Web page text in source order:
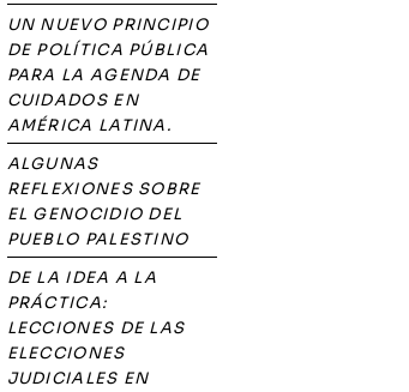
UN NUEVO PRINCIPIO
DE POLÍTICA PÚBLICA
PARA LA AGENDA DE
CUIDADOS EN
AMÉRICA LATINA.
ALGUNAS
REFLEXIONES SOBRE
EL GENOCIDIO DEL
PUEBLO PALESTINO
DE LA IDEA A LA
PRÁCTICA:
LECCIONES DE LAS
ELECCIONES
JUDICIALES EN